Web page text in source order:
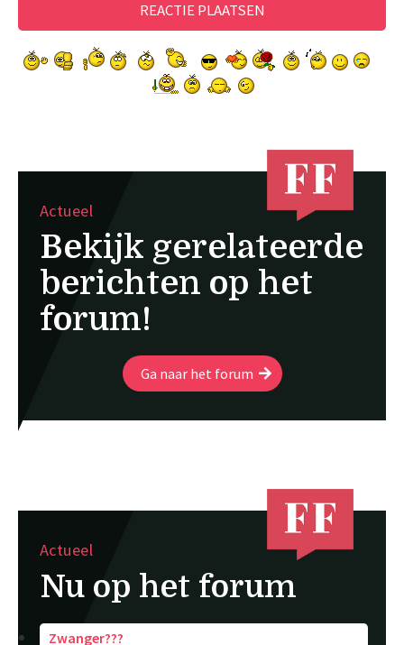
Actueel
Bekijk gerelateerde
berichten op het
forum!
Ga naar het forum
Actueel
Nu op het forum
Zwanger???